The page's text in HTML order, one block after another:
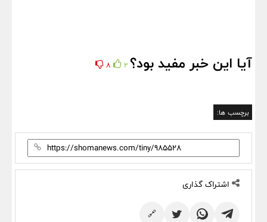
آیا این خبر مفید بود؟2
8
برچسب ها:
اشتراک گذاری
🔗